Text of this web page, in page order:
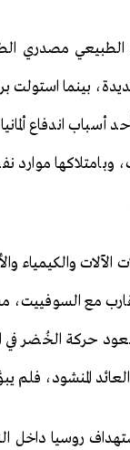
مصدري
بينما
اندفاع
موارد
الآلات والكيمياء
مع السوفييت،
صعود حركة الخُضر
المنشود،
استهداف روسيا